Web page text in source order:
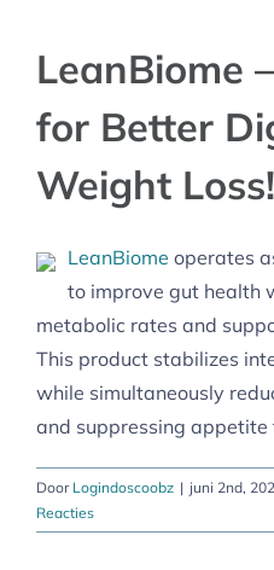
CONTACT
LeanBiome
for Better
Weight Loss!
LeanBiome operates
to improve gut health
metabolic rates and
This product stabilizes
while simultaneously
and suppressing
Door Logindoscoobz | juni 2nd,
Reacties